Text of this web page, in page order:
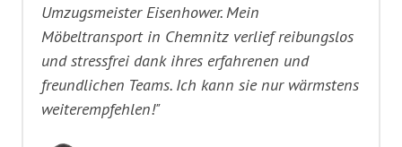
Umzugsmeister Eisenhower. Mein
Möbeltransport in Chemnitz verlief reibungslos
und stressfrei dank ihres erfahrenen und
freundlichen Teams. Ich kann sie nur wärmstens
weiterempfehlen!"